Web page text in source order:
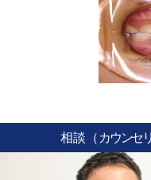
相談（ カウンセ